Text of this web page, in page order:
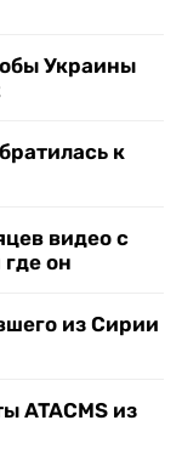
Украины
к
видео с
он
из Сирии
ATACMS из